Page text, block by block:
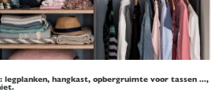
legplanken, hangkast, opbergruimte voor tassen ...,